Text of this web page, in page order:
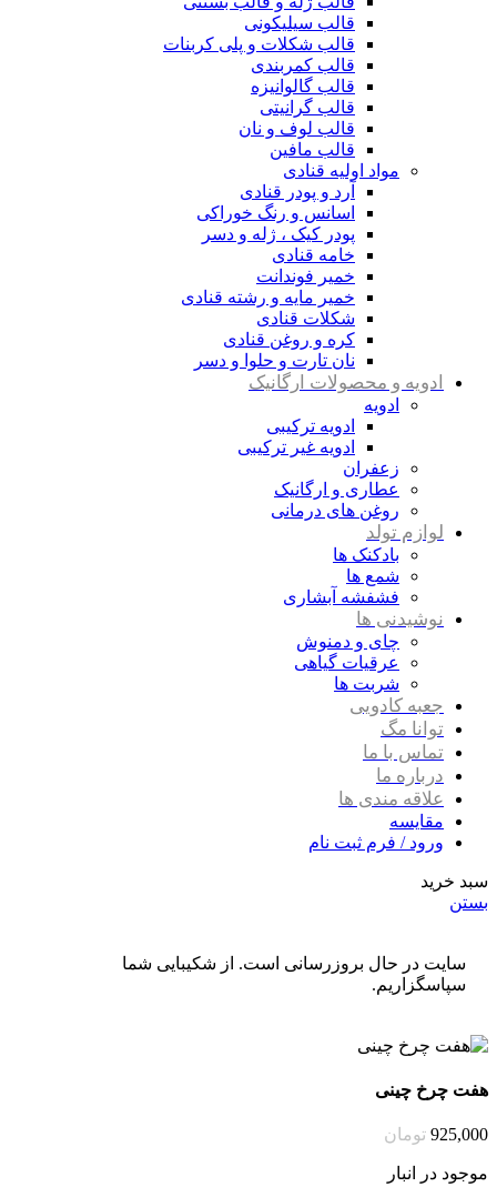
قالب سیلیکونی
قالب شکلات و پلی کربنات
قالب کمربندی
قالب گالوانیزه
قالب گرانیتی
قالب لوف و نان
قالب مافین
مواد اولیه قنادی
آرد و پودر قنادی
اسانس و رنگ خوراکی
پودر کیک ، ژله و دسر
خامه قنادی
خمیر فوندانت
خمیر مایه و رشته قنادی
شکلات قنادی
کره و روغن قنادی
نان تارت و حلوا و دسر
ادویه و محصولات ارگانیک
ادویه
ادویه ترکیبی
ادویه غیر ترکیبی
زعفران
عطاری و ارگانیک
روغن های درمانی
لوازم تولد
بادکنک ها
شمع ها
فشفشه آبشاری
نوشیدنی ها
چای و دمنوش
عرقیات گیاهی
شربت ها
جعبه کادویی
توانا مگ
تماس با ما
درباره ما
علاقه مندی ها
مقایسه
ورود / فرم ثبت نام
سبد خرید
بستن
سایت در حال بروزرسانی است. از شکیبایی شما
سپاسگزاریم.
هفت چرخ چینی
925,000 تومان
موجود در انبار